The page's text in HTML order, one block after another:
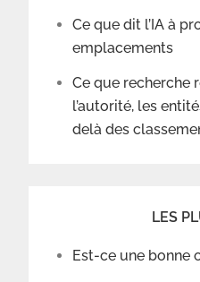
Ce que dit l’IA à
emplacements
Ce que recherche
l’autorité, les
delà des
LES
Est-ce une bonne